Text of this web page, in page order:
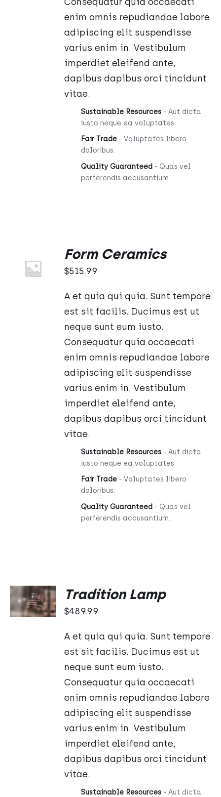
enim omnis repudiandae labore
adipiscing elit suspendisse
varius enim in. Vestibulum
imperdiet eleifend ante,
dapibus dapibus orci tincidunt
vitae.
Sustainable Resources- Aut dicta
iusto neque ea voluptates.
Fair Trade- Voluptates libero
doloribus.
Quality Guaranteed - Quas vel
perferendis accusantium.
5.00na 5
DO
KOSZYKA
Form Ceramics
$515.99
A et quia qui quia. Sunt tempore
est sit facilis. Ducimus est ut
neque sunt eum iusto.
Consequatur quia occaecati
enim omnis repudiandae labore
adipiscing elit suspendisse
varius enim in. Vestibulum
imperdiet eleifend ante,
dapibus dapibus orci tincidunt
vitae.
Sustainable Resources- Aut dicta
iusto neque ea voluptates.
Fair Trade- Voluptates libero
doloribus.
Quality Guaranteed - Quas vel
perferendis accusantium.
DO
KOSZYKA
/
Tradition Lamp
$489.99
A et quia qui quia. Sunt tempore
est sit facilis. Ducimus est ut
neque sunt eum iusto.
Consequatur quia occaecati
enim omnis repudiandae labore
adipiscing elit suspendisse
varius enim in. Vestibulum
imperdiet eleifend ante,
dapibus dapibus orci tincidunt
vitae.
Sustainable Resources- Aut dicta